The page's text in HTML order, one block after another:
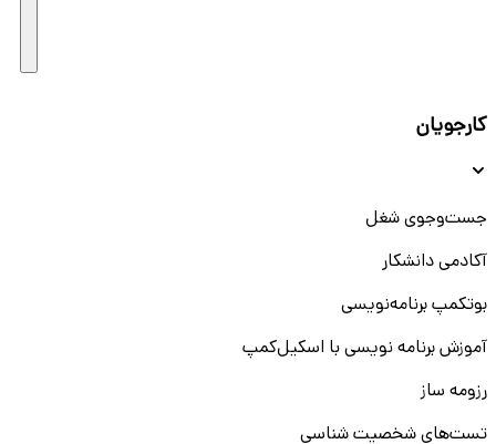
کارجویان
جست‌و‌جوی شغل
آکادمی دانشکار
بوتکمپ برنامه‌نویسی
آموزش برنامه نویسی با اسکیل‌کمپ
رزومه ساز
تست‌های شخصیت شناسی